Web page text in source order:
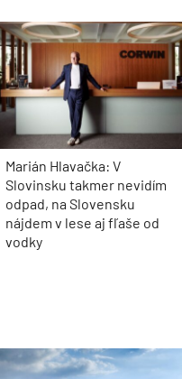
Marián Hlavačka: V
Slovinsku takmer nevidím
odpad, na Slovensku
nájdem v lese aj fľaše od
vodky